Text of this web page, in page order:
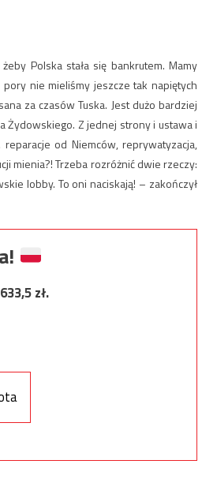
Polska stała się bankrutem. Mamy
nie mieliśmy jeszcze tak napiętych
za czasów Tuska. Jest dużo bardziej
Żydowskiego. Z jednej strony i ustawa i
od Niemców, reprywatyzacja,
mienia?! Trzeba rozróżnić dwie rzeczy:
lobby. To oni naciskają! – zakończył
zł.